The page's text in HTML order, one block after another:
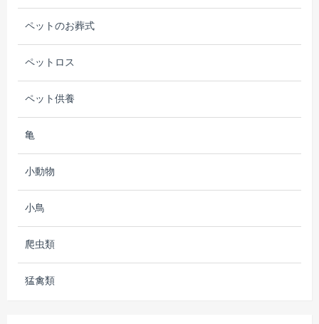
ペットのお葬式
ペットロス
ペット供養
亀
小動物
小鳥
爬虫類
猛禽類